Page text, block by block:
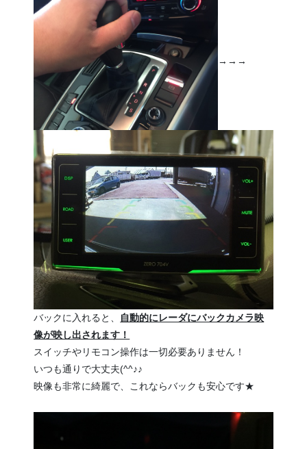
→→→
バックに入れると、
自動的にレーダにバックカメラ映
像が映し出されます！
スイッチやリモコン操作は一切必要ありません！
いつも通りで大丈夫(^^♪♪
映像も非常に綺麗で、これならバックも安心です★